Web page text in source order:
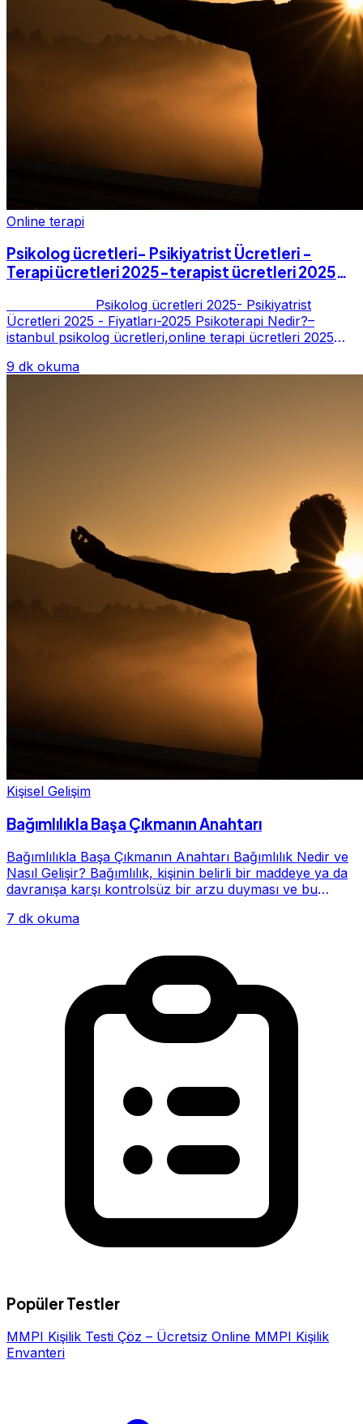
Online terapi
Psikolog ücretleri- Psikiyatrist Ücretleri -
Terapi ücretleri 2025-terapist ücretleri 2025-
Psikolog ücretleri 2025- Psikiyatrist
Ücretleri 2025 - Fiyatları-2025 Psikoterapi Nedir?–
istanbul psikolog ücretleri,online terapi ücretleri 2025
9 dk okuma
Kişisel Gelişim
Bağımlılıkla Başa Çıkmanın Anahtarı
Bağımlılıkla Başa Çıkmanın Anahtarı Bağımlılık Nedir ve
Nasıl Gelişir? Bağımlılık, kişinin belirli bir maddeye ya da
davranışa karşı kontrolsüz bir arzu duyması ve bu
7 dk okuma
Popüler Testler
MMPI Kişilik Testi Çöz – Ücretsiz Online MMPI Kişilik
Envanteri